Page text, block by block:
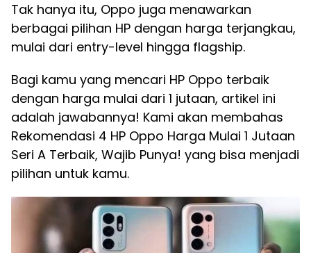
Tak hanya itu, Oppo juga menawarkan
berbagai pilihan HP dengan harga terjangkau,
mulai dari entry-level hingga flagship.
Bagi kamu yang mencari HP Oppo terbaik
dengan harga mulai dari 1 jutaan, artikel ini
adalah jawabannya! Kami akan membahas
Rekomendasi 4 HP Oppo Harga Mulai 1 Jutaan
Seri A Terbaik, Wajib Punya! yang bisa menjadi
pilihan untuk kamu.